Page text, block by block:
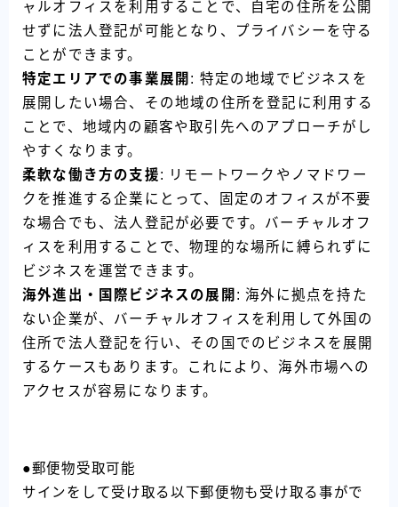
ャルオフィスを利用することで、自宅の住所を公開
せずに法人登記が可能となり、プライバシーを守る
ことができます。
特定エリアでの事業展開 : 特定の地域でビジネスを
展開したい場合、その地域の住所を登記に利用する
ことで、地域内の顧客や取引先へのアプローチがし
やすくなります。
柔軟な働き方の支援: リモートワークやノマドワー
クを推進する企業にとって、固定のオフィスが不要
な場合でも、法人登記が必要です。バーチャルオフ
ィスを利用することで、物理的な場所に縛られずに
ビジネスを運営できます。
海外進出・国際ビジネスの展開 : 海外に拠点を持た
ない企業が、バーチャルオフィスを利用して外国の
住所で法人登記を行い、その国でのビジネスを展開
するケースもあります。これにより、海外市場への
アクセスが容易になります。
●郵便物受取可能
サインをして受け取る以下郵便物も受け取る事がで